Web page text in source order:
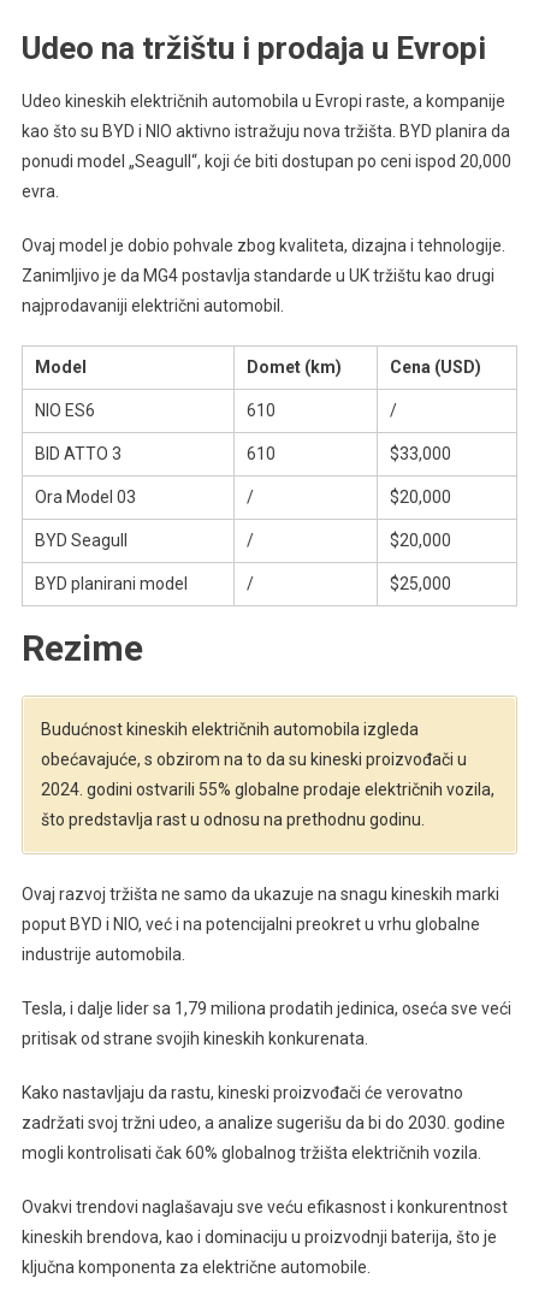
Udeo na tržištu i prodaja u Evropi
Udeo kineskih električnih automobila u Evropi raste, a kompanije
kao što su BYD i NIO aktivno istražuju nova tržišta. BYD planira da
ponudi model „Seagull“, koji će biti dostupan po ceni ispod 20,000
evra.
Ovaj model je dobio pohvale zbog kvaliteta, dizajna i tehnologije.
Zanimljivo je da MG4 postavlja standarde u UK tržištu kao drugi
najprodavaniji električni automobil.
Model Domet (km) Cena (USD)
NIO ES6 610 /
BID ATTO 3 610 $33,000
Ora Model 03 / $20,000
BYD Seagull / $20,000
BYD planirani model / $25,000
Rezime
Budućnost kineskih električnih automobila izgleda
obećavajuće, s obzirom na to da su kineski proizvođači u
2024. godini ostvarili 55% globalne prodaje električnih vozila,
što predstavlja rast u odnosu na prethodnu godinu.
Ovaj razvoj tržišta ne samo da ukazuje na snagu kineskih marki
poput BYD i NIO, već i na potencijalni preokret u vrhu globalne
industrije automobila.
Tesla, i dalje lider sa 1,79 miliona prodatih jedinica, oseća sve veći
pritisak od strane svojih kineskih konkurenata.
Kako nastavljaju da rastu, kineski proizvođači će verovatno
zadržati svoj tržni udeo, a analize sugerišu da bi do 2030. godine
mogli kontrolisati čak 60% globalnog tržišta električnih vozila.
Ovakvi trendovi naglašavaju sve veću efikasnost i konkurentnost
kineskih brendova, kao i dominaciju u proizvodnji baterija, što je
ključna komponenta za električne automobile.